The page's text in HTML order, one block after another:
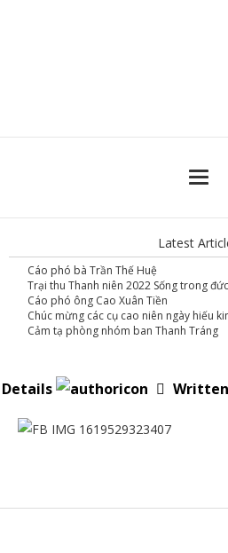
Latest
Cáo phó bà Trần Thế Huệ
Trại thu Thanh niên 2022 Sống trong
Cáo phó ông Cao Xuân Tiền
Chúc mừng các cụ cao niên ngày hiếu
Cảm tạ phòng nhóm ban Thanh Tráng
Details